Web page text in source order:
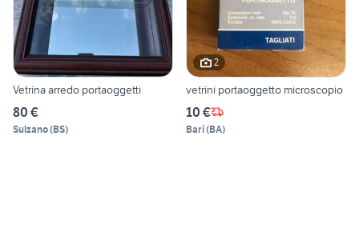
Vetrina arredo portaoggetti
80 €
Sulzano(BS)
2
vetrini portaoggetto microscopio
10 €
Bari(BA)